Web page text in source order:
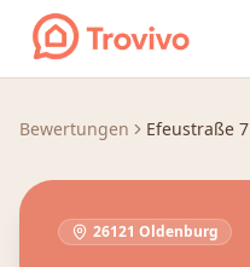
Zum Inhalt springen
Bewertungen Efeustraße 7
26121 Oldenburg